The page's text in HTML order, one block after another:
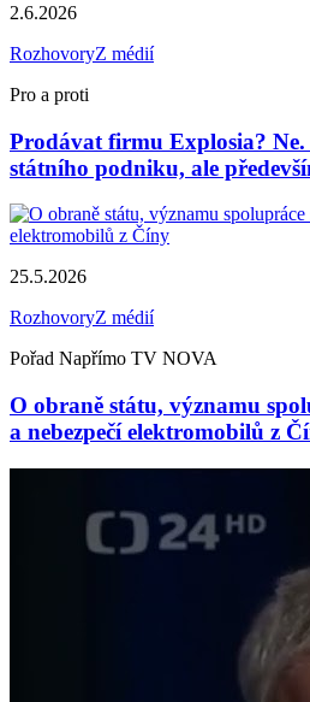
2.6.2026
RozhovoryZ médií
Pro a proti
Prodávat firmu Explosia?
státního podniku, ale
25.5.2026
RozhovoryZ médií
Pořad Napřímo TV NOVA
O obraně státu, významu
a nebezpečí elektromobilů z